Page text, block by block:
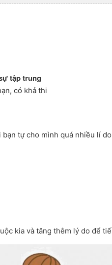
tập trung
có khả thi
bạn tự cho mình quá nhiều lí
kia và tăng thêm lý do để